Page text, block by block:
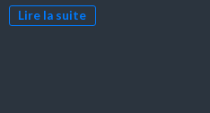
Lire la suite